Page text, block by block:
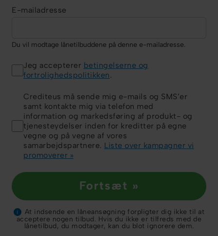
E-mailadresse
Du vil modtage lånetilbuddene på denne e-mailadresse.
Jeg accepterer betingelserne og
fortrolighedspolitikken.
Crediteus må sende mig e-mails og SMS’er
samt kontakte mig via telefon med
information og markedsføring af produkt- og
tjenesteydelser inden for kreditter på egne
vegne og på vegne af vores
samarbejdspartnere. Liste over kampagner vi
promoverer »
Fortsæt »
i
At indsende en låneansøgning forpligter dig ikke til at
acceptere nogen tilbud. Hvis du ikke er tilfreds med de
lånetilbud, du modtager, kan du blot ignorere dem.